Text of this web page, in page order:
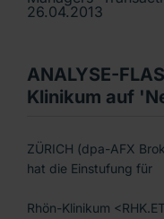
26.04.2013
ANALYSE-
Klinikum auf
ZÜRICH (dpa-AFX
hat die Einstufung für
Rhön-Klinikum